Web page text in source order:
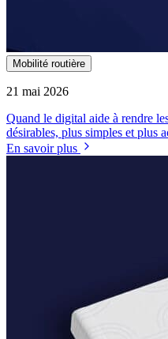
Mobilité routière
21 mai 2026
Quand le digital aide à rendre
désirables, plus simples et plus
En savoir plus